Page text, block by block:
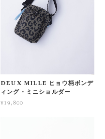
DEUX MILLE ヒョウ柄ボンデ
ィング・ミニショルダー
¥19,800